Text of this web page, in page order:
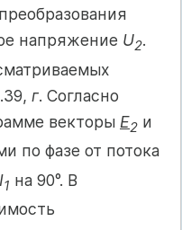
напряжение U2.
г. Согласно
векторы Е2 и
по фазе от потока
I1 на 90°. В